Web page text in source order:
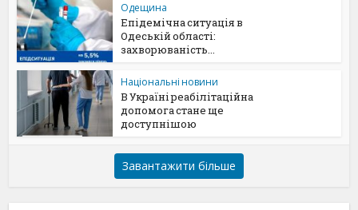
Одещина
Епідемічна ситуація в
Одеській області:
захворюваність...
Національні новини
В Україні реабілітаційна
допомога стане ще
доступнішою
Завантажити більше